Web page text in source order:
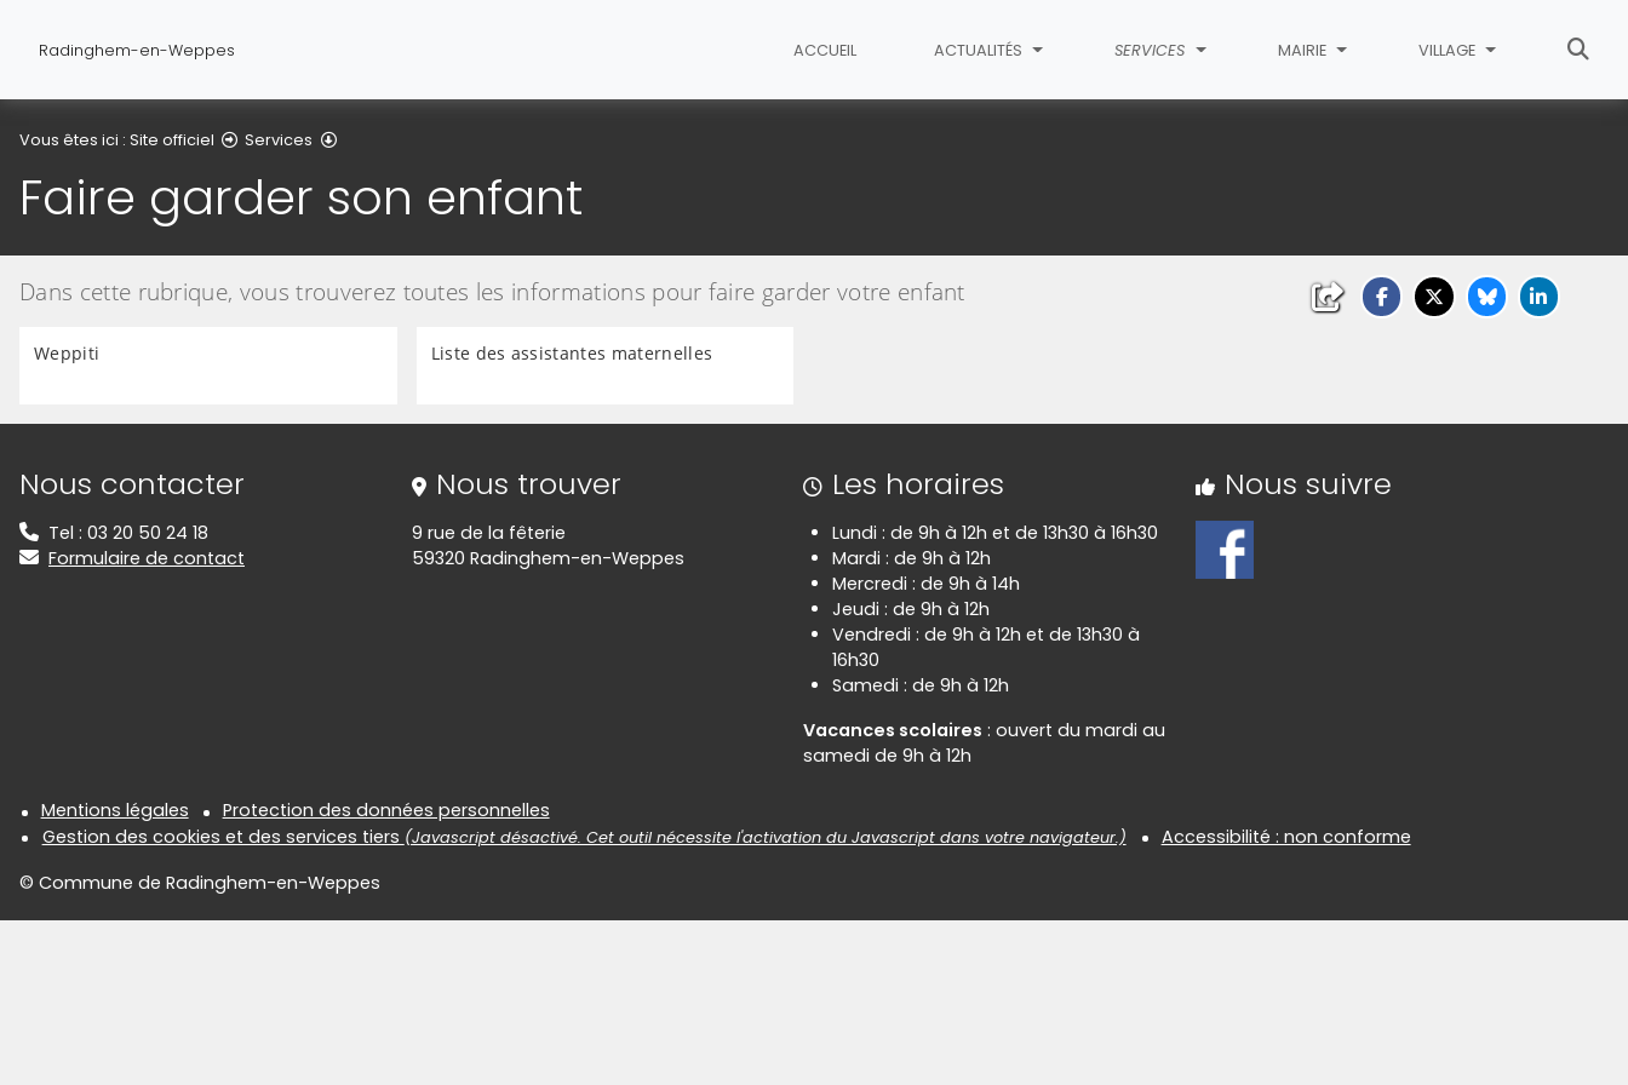
Radinghem-en-Weppes ACCUEIL ACTUALITÉS SERVICES MAIRIE VILLAGE
Vous êtes ici : Site officiel Services
Faire garder son enfant
Dans cette rubrique, vous trouverez toutes les informations pour faire garder votre enfant
Weppiti Liste des assistantes maternelles
Informations de contact
Nous contacter
Tel : 03 20 50 24 18
Formulaire de contact
Nous trouver
9 rue de la fêterie
59320 Radinghem-en-Weppes
Les horaires
Lundi : de 9h à 12h et de 13h30 à 16h30
Mardi : de 9h à 12h
Mercredi : de 9h à 14h
Jeudi : de 9h à 12h
Vendredi : de 9h à 12h et de 13h30 à
16h30
Samedi : de 9h à 12h
Vacances scolaires : ouvert du mardi au
samedi de 9h à 12h
Nous suivre
Informations réglementaires
Mentions légales
Protection des données personnelles
Gestion des cookies et des services tiers (Javascript désactivé. Cet outil nécessite l'activation du Javascript dans votre navigateur.)
Accessibilité : non conforme
© Commune de Radinghem-en-Weppes